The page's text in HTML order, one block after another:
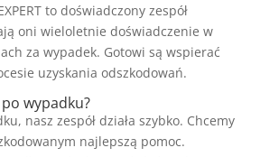
to doświadczony zespół
oni wieloletnie doświadczenie w
za wypadek. Gotowi są wspierać
uzyskania odszkodowań.
po wypadku?
nasz zespół działa szybko. Chcemy
najlepszą pomoc.